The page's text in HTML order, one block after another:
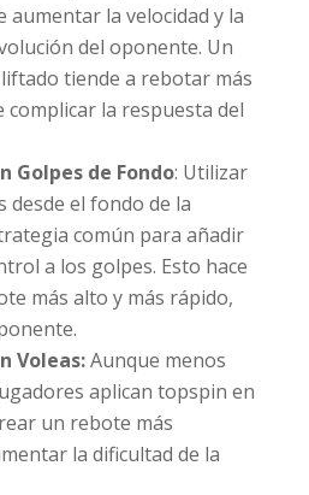
aumentar la velocidad y la
del oponente. Un
tiende a rebotar más
complicar la respuesta del
Golpes de Fondo: Utilizar
el fondo de la
común para añadir
a los golpes. Esto hace
más alto y más rápido,
Voleas:Aunque menos
aplican topspin en
un rebote más
la dificultad de la